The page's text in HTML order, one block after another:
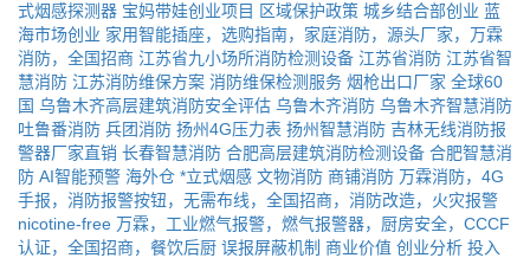
式烟感探测器 宝妈带娃创业项目 区域保护政策 城乡结合部创业 蓝
海市场创业 家用智能插座，选购指南，家庭消防，源头厂家，万霖
消防，全国招商 江苏省九小场所消防检测设备 江苏省消防 江苏省智
慧消防 江苏消防维保方案 消防维保检测服务 烟枪出口厂家 全球60
国 乌鲁木齐高层建筑消防安全评估 乌鲁木齐消防 乌鲁木齐智慧消防
吐鲁番消防 兵团消防 扬州4G压力表 扬州智慧消防 吉林无线消防报
警器厂家直销 长春智慧消防 合肥高层建筑消防检测设备 合肥智慧消
防 AI智能预警 海外仓 *立式烟感 文物消防 商铺消防 万霖消防，4G
手报，消防报警按钮，无需布线，全国招商，消防改造，火灾报警
nicotine-free 万霖，工业燃气报警，燃气报警器，厨房安全，CCCF
认证，全国招商，餐饮后厨 误报屏蔽机制 商业价值 创业分析 投入